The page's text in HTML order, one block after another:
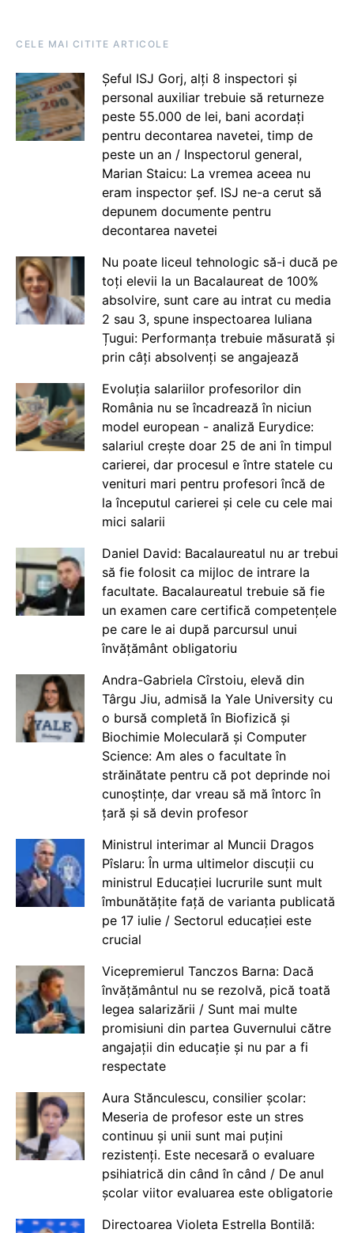
CELE MAI CITITE ARTICOLE
Șeful ISJ Gorj, alți 8 inspectori și
personal auxiliar trebuie să returneze
peste 55.000 de lei, bani acordați
pentru decontarea navetei, timp de
peste un an / Inspectorul general,
Marian Staicu: La vremea aceea nu
eram inspector șef. ISJ ne-a cerut să
depunem documente pentru
decontarea navetei
Nu poate liceul tehnologic să-i ducă pe
toți elevii la un Bacalaureat de 100%
absolvire, sunt care au intrat cu media
2 sau 3, spune inspectoarea Iuliana
Țugui: Performanța trebuie măsurată și
prin câți absolvenți se angajează
Evoluția salariilor profesorilor din
România nu se încadrează în niciun
model european - analiză Eurydice:
salariul crește doar 25 de ani în timpul
carierei, dar procesul e între statele cu
venituri mari pentru profesori încă de
la începutul carierei și cele cu cele mai
mici salarii
Daniel David: Bacalaureatul nu ar trebui
să fie folosit ca mijloc de intrare la
facultate. Bacalaureatul trebuie să fie
un examen care certifică competențele
pe care le ai după parcursul unui
învățământ obligatoriu
Andra-Gabriela Cîrstoiu, elevă din
Târgu Jiu, admisă la Yale University cu
o bursă completă în Biofizică și
Biochimie Moleculară și Computer
Science: Am ales o facultate în
străinătate pentru că pot deprinde noi
cunoștințe, dar vreau să mă întorc în
țară și să devin profesor
Ministrul interimar al Muncii Dragos
Pîslaru: În urma ultimelor discuții cu
ministrul Educației lucrurile sunt mult
îmbunătățite față de varianta publicată
pe 17 iulie / Sectorul educației este
crucial
Vicepremierul Tanczos Barna: Dacă
învățământul nu se rezolvă, pică toată
legea salarizării / Sunt mai multe
promisiuni din partea Guvernului către
angajații din educație și nu par a fi
respectate
Aura Stănculescu, consilier școlar:
Meseria de profesor este un stres
continuu și unii sunt mai puțini
rezistenți. Este necesară o evaluare
psihiatrică din când în când / De anul
școlar viitor evaluarea este obligatorie
Directoarea Violeta Estrella Bontilă: